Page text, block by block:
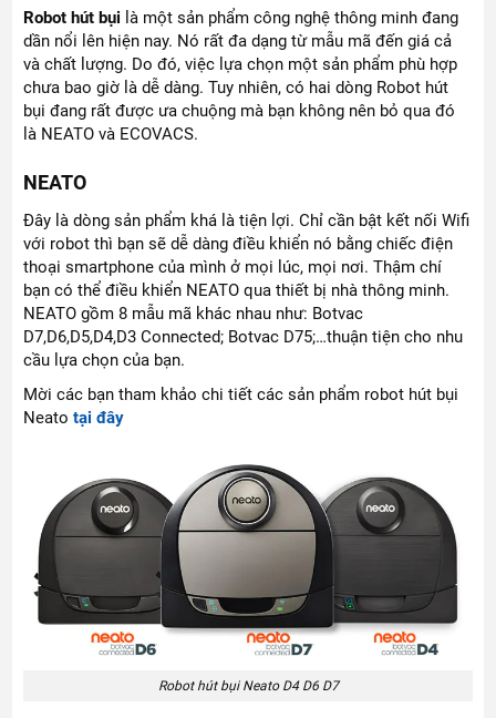
Robot hút bụi là một sản phẩm công nghệ thông minh đang
dần nổi lên hiện nay. Nó rất đa dạng từ mẫu mã đến giá cả
và chất lượng. Do đó, việc lựa chọn một sản phẩm phù hợp
chưa bao giờ là dễ dàng. Tuy nhiên, có hai dòng Robot hút
bụi đang rất được ưa chuộng mà bạn không nên bỏ qua đó
là NEATO và ECOVACS.
NEATO
Đây là dòng sản phẩm khá là tiện lợi. Chỉ cần bật kết nối Wifi
với robot thì bạn sẽ dễ dàng điều khiển nó bằng chiếc điện
thoại smartphone của mình ở mọi lúc, mọi nơi. Thậm chí
bạn có thể điều khiển NEATO qua thiết bị nhà thông minh.
NEATO gồm 8 mẫu mã khác nhau như: Botvac
D7,D6,D5,D4,D3 Connected; Botvac D75;…thuận tiện cho nhu
cầu lựa chọn của bạn.
Mời các bạn tham khảo chi tiết các sản phẩm robot hút bụi
Neatotại đây
Robot hút bụi Neato D4 D6 D7